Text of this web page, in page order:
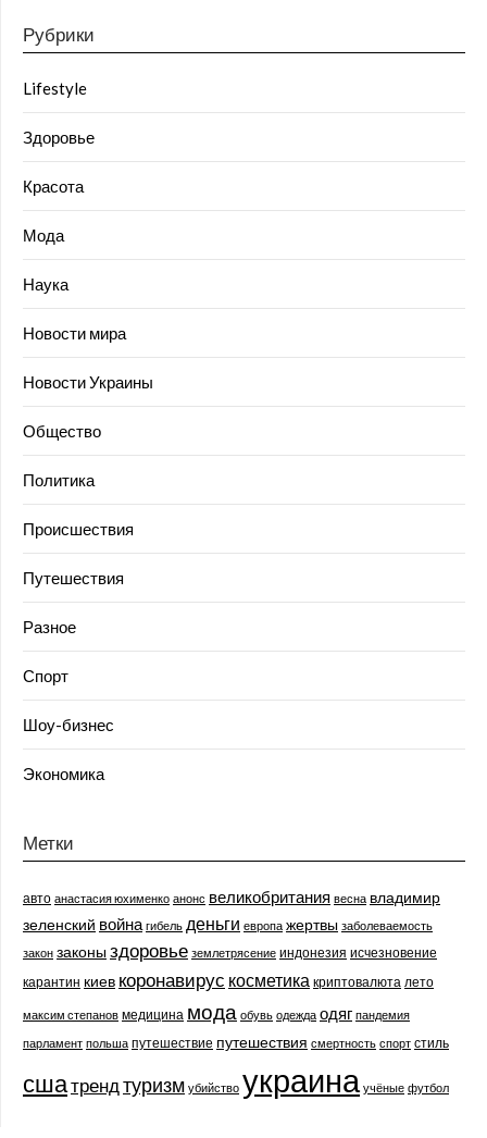
Рубрики
Lifestyle
Здоровье
Красота
Мода
Наука
Новости мира
Новости Украины
Общество
Политика
Происшествия
Путешествия
Разное
Спорт
Шоу-бизнес
Экономика
Метки
авто анастасия юхименко анонс великобритания весна владимир
зеленский война гибель деньги европа жертвы заболеваемость
закон законыздоровье землетрясение индонезия исчезновение
карантин киев коронавирус косметика криптовалюта лето
максим степанов медицина мода обувь одежда одяг пандемия
парламент польша путешествие путешествия смертность спорт стиль
сшатрендтуризм убийство украина учёные футбол